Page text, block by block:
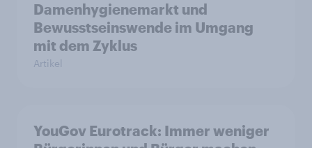
Damenhygienemarkt und
Bewusstseinswende im Umgang
mit dem Zyklus
Artikel
YouGov Eurotrack: Immer weniger